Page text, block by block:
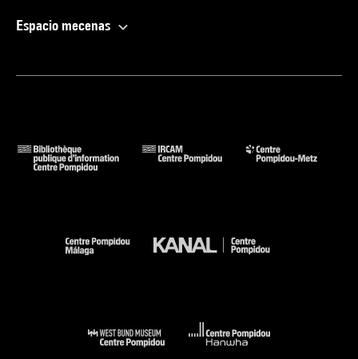
Espacio mecenas